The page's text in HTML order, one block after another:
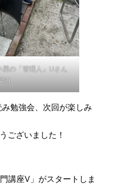
の「管理人」Uさん
勉強会、次回が楽しみ
ございました！
講座Ⅴ」がスタートしま